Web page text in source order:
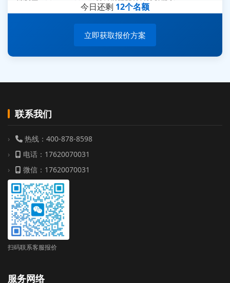
杨经理 187****6696 30分钟前提交无人机测试需求
周总 136****0539 35分钟前提交机器人测试需求
今日还剩 12个名额
立即获取报价方案
联系我们
热线：400-878-8598
电话：17620070031
微信：17620070031
扫码联系客服报价
服务网络